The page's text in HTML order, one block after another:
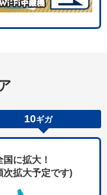
10ギガ
に拡大！
拡大予定です)